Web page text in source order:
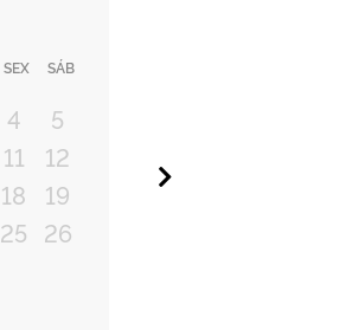
SEX SÁB
4
5
11
12
18
19
25 26